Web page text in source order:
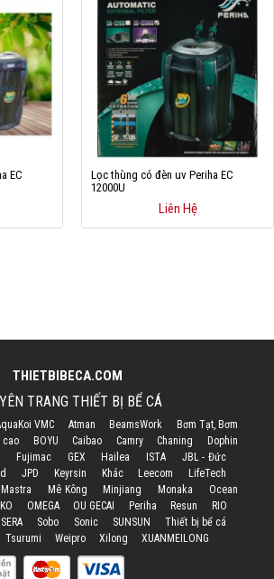
EC
Lọc thùng có đèn uv Periha EC
12000U
Liên Hệ
THIETBIBECA.COM
TRANG THIẾT BỊ BỂ CÁ
VMC Atman BeamsWork
Bơm Tạt, Bơm
cao BOYU Caibao Camry Chaning
Dophin
Fujimac GEX Hailea ISTA
JBL - Đức
JPD Keyrsin Khác Leecom
LifeTech
Mastra Mê Kông Minjiang Monaka
Ocean
OMEGA OU GECAI Periha Resun
RIO
SERA Sobo Sonic SUNSUN
Thiết bị bể cá
Tsurumi Weipro Xilong XUANMEILONG
Cá rồng & Phụ kiện
Bể thủy sinh & Phụ kiện
Bể nước mặn & Phụ kiện
Thi công hồ cá Koi
Giới thiệu
Bán Buôn
Hỗ trợ
Liên hệ